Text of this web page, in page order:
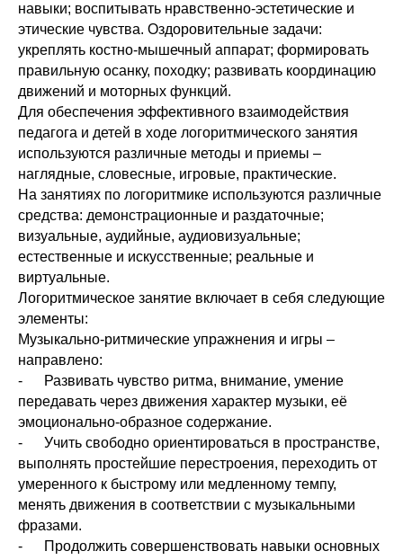
навыки; воспитывать нравственно-эстетические и
этические чувства. Оздоровительные задачи:
укреплять костно-мышечный аппарат; формировать
правильную осанку, походку; развивать координацию
движений и моторных функций.
Для обеспечения эффективного взаимодействия
педагога и детей в ходе логоритмического занятия
используются различные методы и приемы –
наглядные, словесные, игровые, практические.
На занятиях по логоритмике используются различные
средства: демонстрационные и раздаточные;
визуальные, аудийные, аудиовизуальные;
естественные и искусственные; реальные и
виртуальные.
Логоритмическое занятие включает в себя следующие
элементы:
Музыкально-ритмические упражнения и игры –
направлено:
- Развивать чувство ритма, внимание, умение
передавать через движения характер музыки, её
эмоционально-образное содержание.
- Учить свободно ориентироваться в пространстве,
выполнять простейшие перестроения, переходить от
умеренного к быстрому или медленному темпу,
менять движения в соответствии с музыкальными
фразами.
- Продолжить совершенствовать навыки основных